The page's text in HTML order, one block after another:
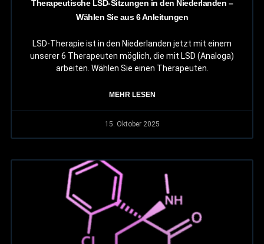
Therapeutische LSD-Sitzungen in den Niederlanden –
Wählen Sie aus 6 Anleitungen
LSD-Therapie ist in den Niederlanden jetzt mit einem
unserer 6 Therapeuten möglich, die mit LSD (Analoga)
arbeiten. Wählen Sie einen Therapeuten.
MEHR LESEN
15. Oktober 2025